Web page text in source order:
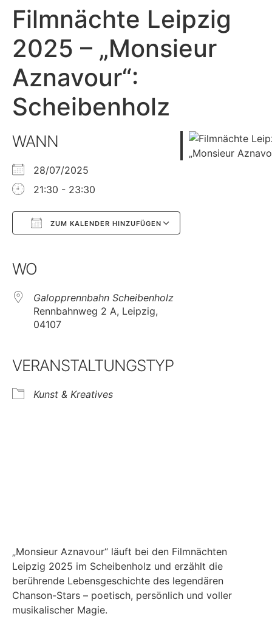
Filmnächte Leipzig
2025 – „Monsieur
Aznavour“:
Scheibenholz
WANN
28/07/2025
21:30 - 23:30
ZUM KALENDER HINZUFÜGEN
WO
Galopprennbahn Scheibenholz
Rennbahnweg 2 A, Leipzig,
04107
VERANSTALTUNGSTYP
Kunst & Kreatives
„Monsieur Aznavour“ läuft bei den Filmnächten
Leipzig 2025 im Scheibenholz und erzählt die
berührende Lebensgeschichte des legendären
Chanson-Stars – poetisch, persönlich und voller
musikalischer Magie.